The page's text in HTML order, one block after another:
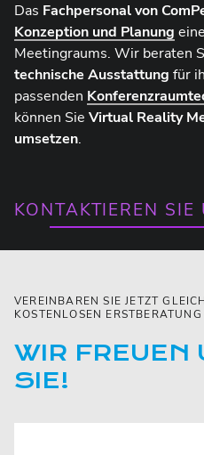
Das Fachpersonal von
Konzeption und Planung
Meetingraums. Wir beraten
technische Ausstattung für
passenden
können Sie Virtual Reality
umsetzen.
KONTAKTIEREN SIE
VEREINBAREN SIE JETZT
KOSTENLOSEN ERSTBERATUNG
WIR FREUEN
SIE!